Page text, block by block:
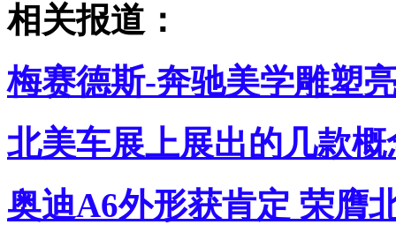
相关报道：
梅赛德斯-奔驰美学雕塑
北美车展上展出的几款
奥迪A6外形获肯定 荣膺